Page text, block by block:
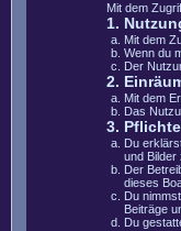
Mit dem
1.
Mit dem
Wenn du
Der
2.
Mit dem
Das
3.
Du
und Bilder
Der
dieses
Du
Beiträge
Du